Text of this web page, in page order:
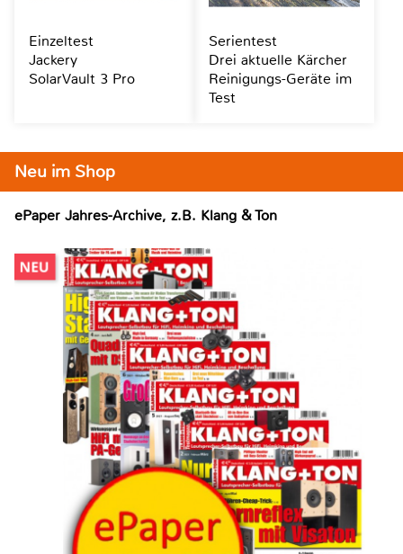
Neu im Shop
ePaper Jahres-Archive, z.B. Klang & Ton
Einzeltest
Jackery
SolarVault 3 Pro
Serientest
Drei aktuelle Kärcher
Reinigungs-Geräte im
Test